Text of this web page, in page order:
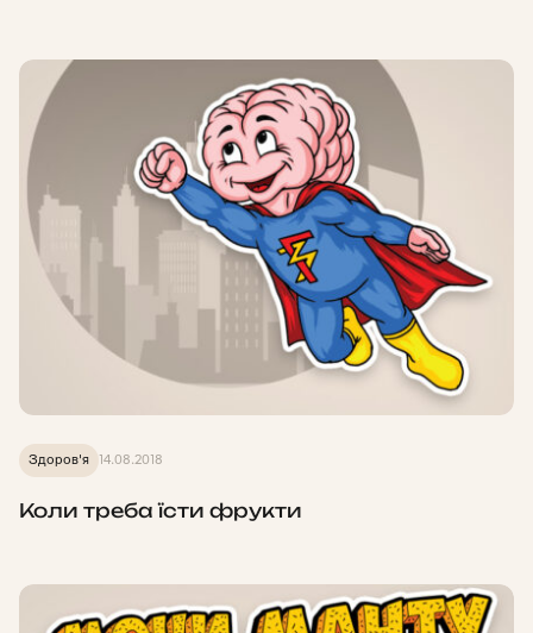
Здоров'я 14.08.2018
Коли треба їсти фрукти